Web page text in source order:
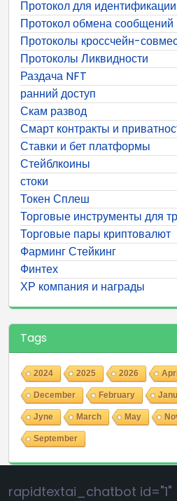
Протокол для
Протокол обмена сообщений
Протоколы кроссчейн-
Протоколы Ликвидности
Раздача NFT
ранний доступ
Скам развод
Смарт контракты и
Ставки и бет платформы
Стейблкоины
стоки
Токен Сплеш
Торговые инструменты для
Торговые пары криптовалют
Фарминг Стейкинг
Финтех
ХР компания и награды
Tags
2024 2025 2026
December February
Jyne March May
September
rapidtextai_chatbot id="1"